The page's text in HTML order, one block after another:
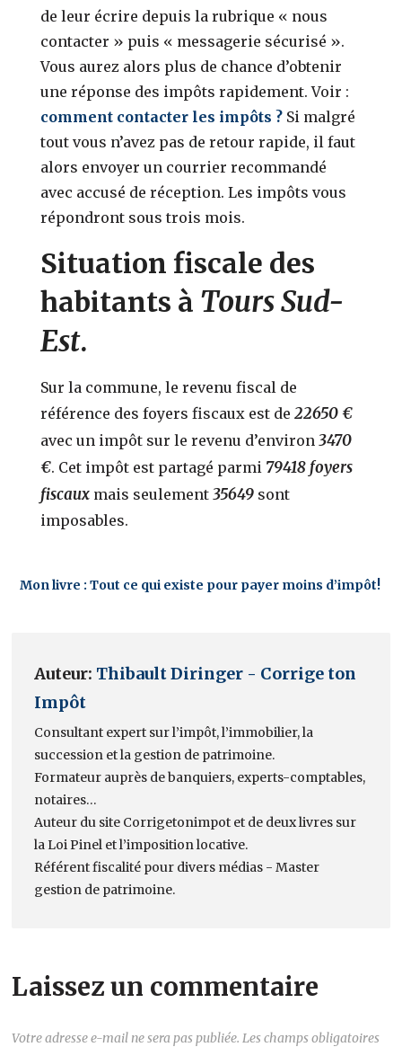
de leur écrire depuis la rubrique « nous
contacter » puis « messagerie sécurisé ».
Vous aurez alors plus de chance d’obtenir
une réponse des impôts rapidement. Voir :
comment contacter les impôts ? Si malgré
tout vous n’avez pas de retour rapide, il faut
alors envoyer un courrier recommandé
avec accusé de réception. Les impôts vous
répondront sous trois mois.
Situation fiscale des
habitants à Tours Sud-
Est.
Sur la commune, le revenu fiscal de
référence des foyers fiscaux est de22650 €
avec un impôt sur le revenu d’environ 3470
€. Cet impôt est partagé parmi 79418 foyers
fiscaux mais seulement 35649 sont
imposables.
Mon livre : Tout ce qui existe pour payer moins d’impôt!
Auteur: Thibault Diringer - Corrige ton
Impôt
Consultant expert sur l’impôt, l’immobilier, la
succession et la gestion de patrimoine.
Formateur auprès de banquiers, experts-comptables,
notaires…
Auteur du site Corrigetonimpot et de deux livres sur
la Loi Pinel et l’imposition locative.
Référent fiscalité pour divers médias - Master
gestion de patrimoine.
Laissez un commentaire
Votre adresse e-mail ne sera pas publiée. Les champs obligatoires